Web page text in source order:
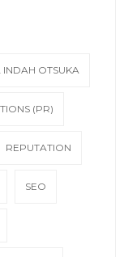
INDAH OTSUKA
(PR)
REPUTATION
SEO